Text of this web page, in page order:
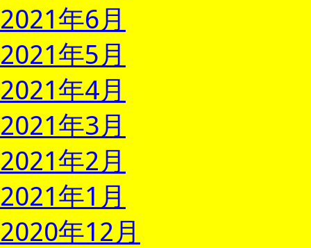
2021年6月
2021年5月
2021年4月
2021年3月
2021年2月
2021年1月
2020年12月